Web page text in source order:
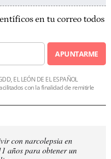
en tu correo todos
APUNTARME
EL LEÓN DE EL ESPAÑOL
con la finalidad de remitirle
con narcolepsia en
años para obtener un